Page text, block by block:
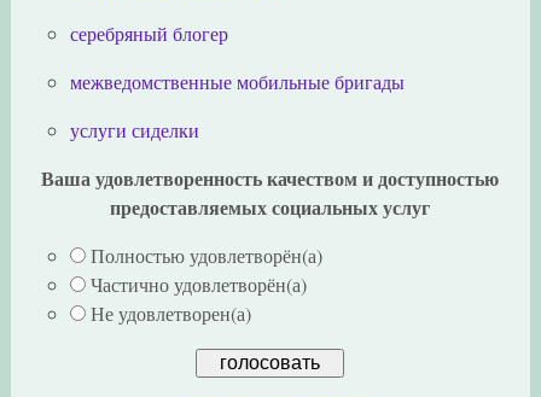
серебряный блогер
межведомственные мобильные бригады
услуги сиделки
Ваша удовлетворенность качеством и доступностью
предоставляемых социальных услуг
Полностью удовлетворён(а)
Частично удовлетворён(а)
Не удовлетворен(а)